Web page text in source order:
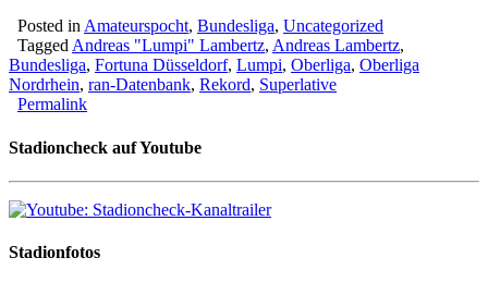
Posted in Amateurspocht, Bundesliga, Uncategorized
Tagged Andreas "Lumpi" Lambertz, Andreas Lambertz,
Bundesliga, Fortuna Düsseldorf, Lumpi, Oberliga, Oberliga
Nordrhein, ran-Datenbank, Rekord, Superlative
Permalink
Stadioncheck auf Youtube
Stadionfotos